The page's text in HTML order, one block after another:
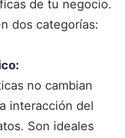
de tu negocio.
dos categorías:
no cambian
interacción del
Son ideales